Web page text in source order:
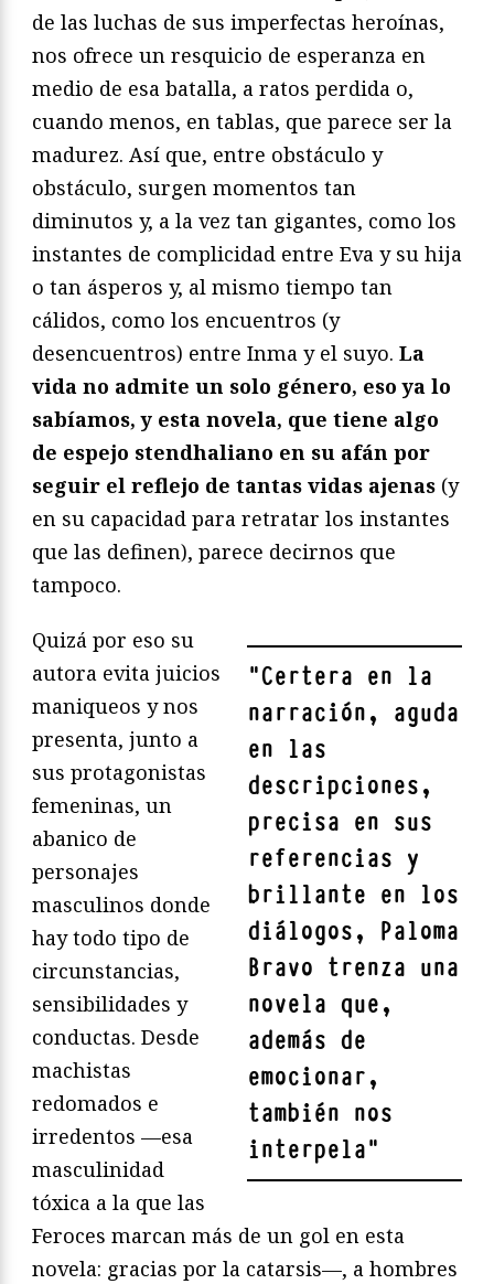
de las luchas de sus imperfectas heroínas,
nos ofrece un resquicio de esperanza en
medio de esa batalla, a ratos perdida o,
cuando menos, en tablas, que parece ser la
madurez. Así que, entre obstáculo y
obstáculo, surgen momentos tan
diminutos y, a la vez tan gigantes, como los
instantes de complicidad entre Eva y su hija
o tan ásperos y, al mismo tiempo tan
cálidos, como los encuentros (y
desencuentros) entre Inma y el suyo. La
vida no admite un solo género, eso ya lo
sabíamos, y esta novela, que tiene algo
de espejo stendhaliano en su afán por
seguir el reflejo de tantas vidas ajenas (y
en su capacidad para retratar los instantes
que las definen), parece decirnos que
tampoco.
"Certera en la
narración, aguda
en las
descripciones,
precisa en sus
referencias y
brillante en los
diálogos, Paloma
Bravo trenza una
novela que,
además de
emocionar,
también nos
interpela"
Quizá por eso su
autora evita juicios
maniqueos y nos
presenta, junto a
sus protagonistas
femeninas, un
abanico de
personajes
masculinos donde
hay todo tipo de
circunstancias,
sensibilidades y
conductas. Desde
machistas
redomados e
irredentos —esa
masculinidad
tóxica a la que las
Feroces marcan más de un gol en esta
novela: gracias por la catarsis—, a hombres